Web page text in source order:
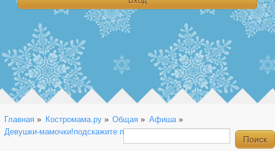
Главная » Костромама.ру» Общая » Афиша»
Девушки-мамочки!подскажите пожалуйста комиссионку!